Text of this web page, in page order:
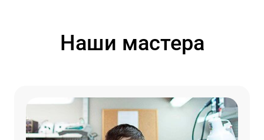
Наши мастера